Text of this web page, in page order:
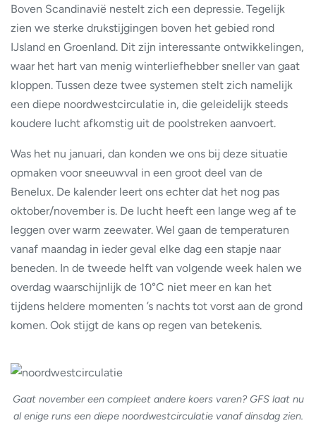
Boven Scandinavië nestelt zich een depressie. Tegelijk
zien we sterke drukstijgingen boven het gebied rond
IJsland en Groenland. Dit zijn interessante ontwikkelingen,
waar het hart van menig winterliefhebber sneller van gaat
kloppen. Tussen deze twee systemen stelt zich namelijk
een diepe noordwestcirculatie in, die geleidelijk steeds
koudere lucht afkomstig uit de poolstreken aanvoert.
Was het nu januari, dan konden we ons bij deze situatie
opmaken voor sneeuwval in een groot deel van de
Benelux. De kalender leert ons echter dat het nog pas
oktober/november is. De lucht heeft een lange weg af te
leggen over warm zeewater. Wel gaan de temperaturen
vanaf maandag in ieder geval elke dag een stapje naar
beneden. In de tweede helft van volgende week halen we
overdag waarschijnlijk de 10°C niet meer en kan het
tijdens heldere momenten ’s nachts tot vorst aan de grond
komen. Ook stijgt de kans op regen van betekenis.
Gaat november een compleet andere koers varen? GFS laat nu
al enige runs een diepe noordwestcirculatie vanaf dinsdag zien.